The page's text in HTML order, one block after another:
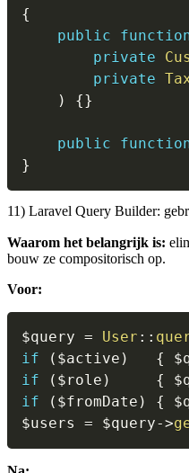
{
public
private
private
)
{}
public
}
11) Laravel Query Builder:
Waarom het belangrijk is:
bouw ze compositorisch op.
Voor:
$query = User ::
if
( $active ) {
if
( $role ) {
if
( $fromDate ) {
$users
= $query->